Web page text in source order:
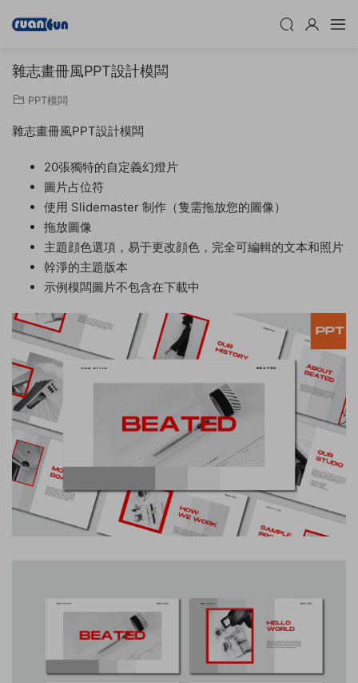
雜志畫冊風PPT設計模闆
PPT模闆
雜志畫冊風PPT設計模闆
20張獨特的自定義幻燈片
圖片占位符
使用 Slidemaster 制作（隻需拖放您的圖像）
拖放圖像
主題顔色選項，易于更改顔色，完全可編輯的文本和照片
幹淨的主題版本
示例模闆圖片不包含在下載中